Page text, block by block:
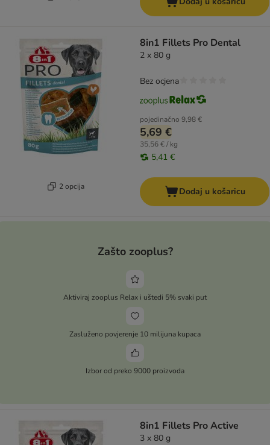
2 opcija
8in1 Fillets Pro Dental
2 x 80 g
pojedinačno 9,98 €
5,69 €
35,56 € / kg
5,41 €
Bez ocjena
Dodaj u košaricu
Zašto zooplus?
Aktiviraj zooplus Relax i uštedi 5% svaki put
Zasluženo povjerenje 10 milijuna kupaca
Izbor od preko 9000 proizvoda
8in1 Fillets Pro Active
3 x 80 g